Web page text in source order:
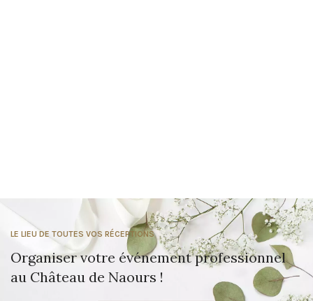
LE LIEU DE TOUTES VOS RÉCEPTIONS
Organiser votre événement professionnel
au Château de Naours !